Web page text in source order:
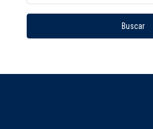
Buscar